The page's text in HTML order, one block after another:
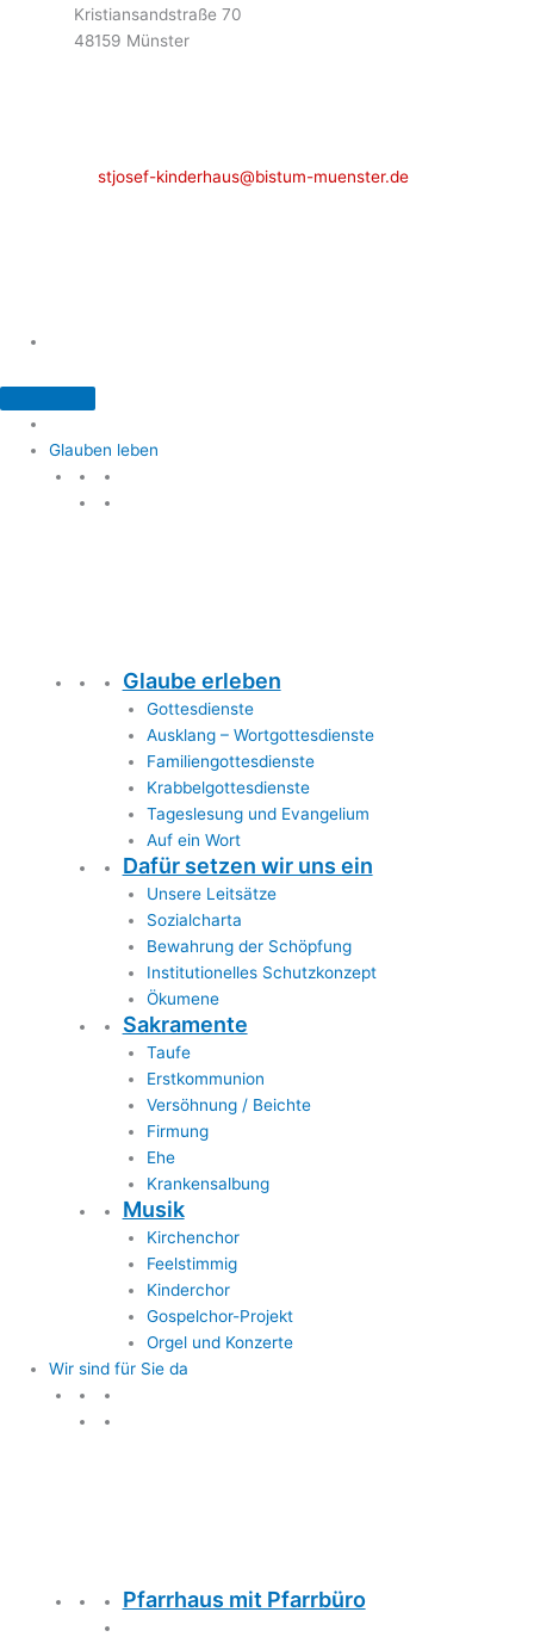
Kristiansandstraße 70
48159 Münster
stjosef-kinderhaus@bistum-muenster.de
Glauben leben
Glaube erleben
Gottesdienste
Ausklang – Wortgottesdienste
Familiengottesdienste
Krabbelgottesdienste
Tageslesung und Evangelium
Auf ein Wort
Dafür setzen wir uns ein
Unsere Leitsätze
Sozialcharta
Bewahrung der Schöpfung
Institutionelles Schutzkonzept
Ökumene
Sakramente
Taufe
Erstkommunion
Versöhnung / Beichte
Firmung
Ehe
Krankensalbung
Musik
Kirchenchor
Feelstimmig
Kinderchor
Gospelchor-Projekt
Orgel und Konzerte
Wir sind für Sie da
Pfarrhaus mit Pfarrbüro